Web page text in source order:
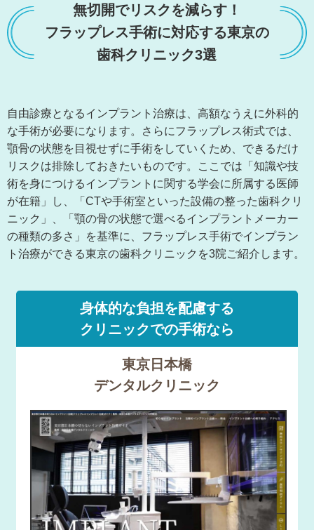
無切開でリスクを減らす！
フラップレス手術に対応する東京の
歯科クリニック3選
自由診療となるインプラント治療は、高額なうえに外科的
な手術が必要になります。さらにフラップレス術式では、
顎骨の状態を目視せずに手術をしていくため、できるだけ
リスクは排除しておきたいものです。ここでは「知識や技
術を身につけるインプラントに関する学会に所属する医師
が在籍」し、「CTや手術室といった設備の整った歯科クリ
ニック」、「顎の骨の状態で選べるインプラントメーカー
の種類の多さ」を基準に、フラップレス手術でインプラン
ト治療ができる東京の歯科クリニックを3院ご紹介します。
身体的な負担を配慮する
クリニックでの手術なら
東京日本橋
デンタルクリニック